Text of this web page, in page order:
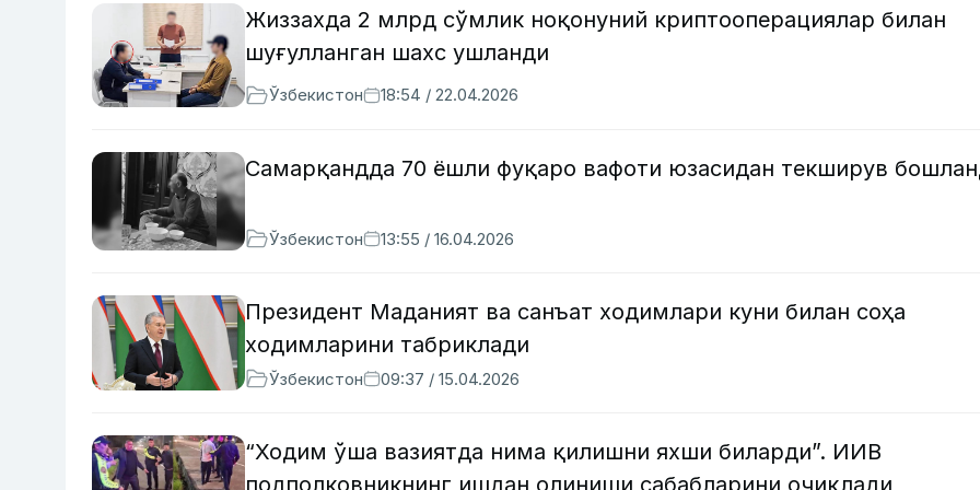
Жиззахда 2 млрд сўмлик ноқонуний криптооперациялар билан
шуғулланган шахс ушланди
Ўзбекистон 18:54 / 22.04.2026
Самарқандда 70 ёшли фуқаро вафоти юзасидан текширув
Ўзбекистон 13:55 / 16.04.2026
Президент Маданият ва санъат ходимлари куни билан соҳа
ходимларини табриклади
Ўзбекистон 09:37 / 15.04.2026
“Ходим ўша вазиятда нима қилишни яхши биларди”. ИИВ